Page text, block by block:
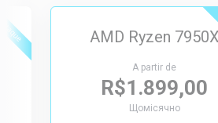
AMD Ryzen 7950X
A partir de
R$1.899,00
Щомісячно